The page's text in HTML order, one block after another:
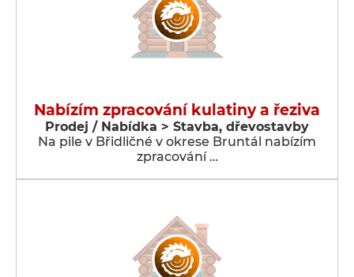
Nabízím zpracování kulatiny a řeziva
Prodej / Nabídka > Stavba, dřevostavby
Na pile v Břidličné v okrese Bruntál nabízím
zpracování …